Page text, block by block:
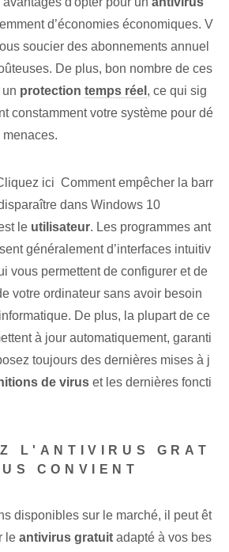
d’économies économiques. V
soucier des abonnements annuel
De plus, bon nombre de ces
protection temps réel , ce qui sig
constamment votre système pour dé
menaces.
ici Comment empêcher la barr
dans Windows 10
le utilisateur. Les programmes ant
généralement d’interfaces intuitiv
vous permettent de configurer et de
votre ordinateur sans avoir besoin
De plus, la plupart de ce
à jour automatiquement, garanti
toujours des dernières mises à j
de virus et les dernières foncti
L'ANTIVIRUS GRAT
CONVIENT
disponibles sur ⁢le ⁢marché, il peut ⁢êt
le antivirus gratuit adapté à vos bes